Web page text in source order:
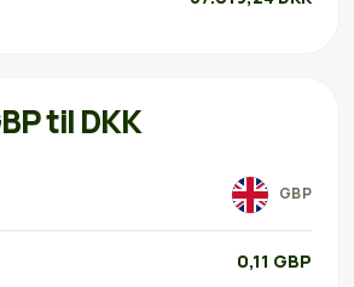
til DKK
GBP
0,11 GBP